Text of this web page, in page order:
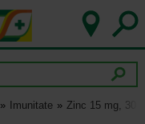
Imunitate Zinc 15 mg, 30